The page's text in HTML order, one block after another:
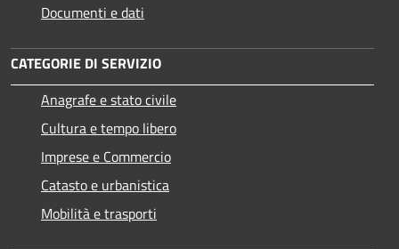
Documenti e dati
CATEGORIE DI SERVIZIO
Anagrafe e stato civile
Cultura e tempo libero
Imprese e Commercio
Catasto e urbanistica
Mobilità e trasporti